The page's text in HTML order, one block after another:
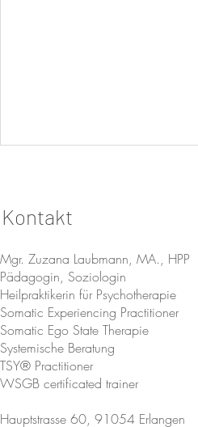
Das Gipfelkreuz der Zugspitze
und das Wahre Selbst
Kontakt
Mgr. Zuzana Laubmann, MA., HPP
Pädagogin, Soziologin
Heilpraktikerin für Psychotherapie
Somatic Experiencing Practitioner
Somatic Ego State Therapie
Systemische Beratung
TSY® Practitioner
WSGB certificated trainer
Hauptstrasse 60, 91054 Erlangen